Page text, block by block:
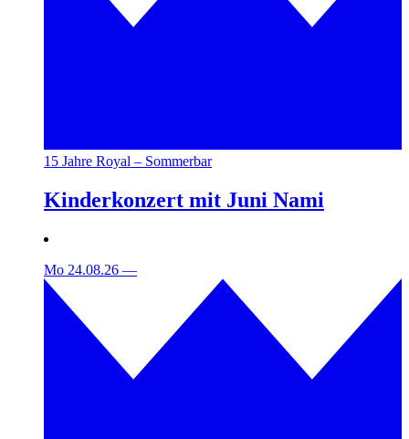
15 Jahre Royal – Sommerbar
Kinderkonzert mit Juni Nami
Mo 24.08.26 —